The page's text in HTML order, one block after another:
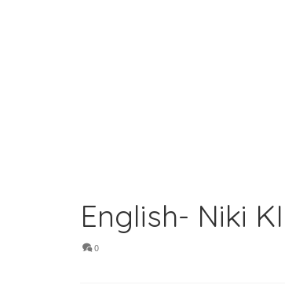
English- Niki
0